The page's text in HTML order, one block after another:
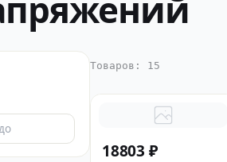
Товаров: 15
18803 ₽